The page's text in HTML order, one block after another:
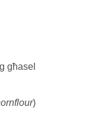
għasel
)